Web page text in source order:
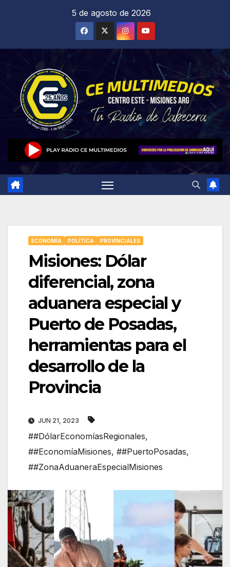
5 de agosto de 2026
ECONOMÍA POLÍTICA PROVINCIALES
Misiones: Dólar
diferencial, zona
aduanera especial y
Puerto de Posadas,
herramientas para el
desarrollo de la
Provincia
JUN 21, 2023
##DólarEconomíasRegionales,
##EconomíaMisiones, ##PuertoPosadas,
##ZonaAduaneraEspecialMisiones